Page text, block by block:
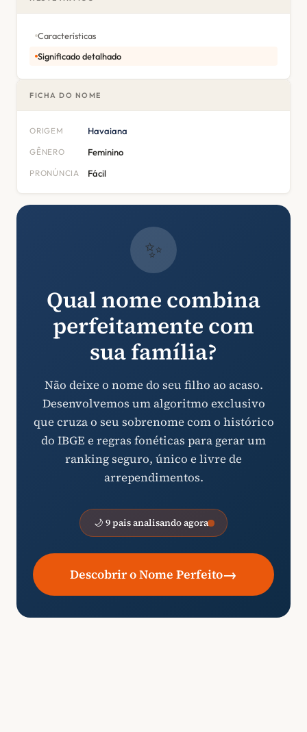
Características
Significado detalhado
FICHA DO NOME
ORIGEM Havaiana
GÊNERO Feminino
PRONÚNCIA Fácil
✨
Qual nome combina
perfeitamente com
sua família?
Não deixe o nome do seu filho ao acaso.
Desenvolvemos um algoritmo exclusivo
que cruza o seu sobrenome com o histórico
do IBGE e regras fonéticas para gerar um
ranking seguro, único e livre de
arrependimentos.
🌙 9 pais analisando agora
Descobrir o Nome Perfeito→